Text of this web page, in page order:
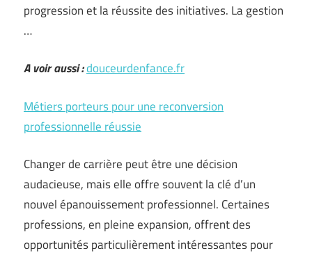
progression et la réussite des initiatives. La gestion
…
A voir aussi :douceurdenfance.fr
Métiers porteurs pour une reconversion
professionnelle réussie
Changer de carrière peut être une décision
audacieuse, mais elle offre souvent la clé d’un
nouvel épanouissement professionnel. Certaines
professions, en pleine expansion, offrent des
opportunités particulièrement intéressantes pour